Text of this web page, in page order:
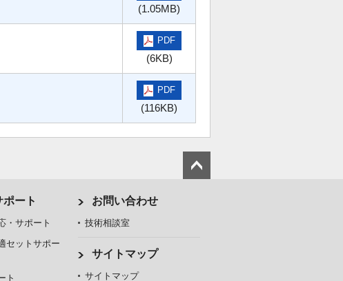
(1.05MB)
PDF
(6KB)
PDF
(116KB)
ポート
・サポート
セットサポー
ト
お問い合わせ
技術相談室
サイトマップ
サイトマップ